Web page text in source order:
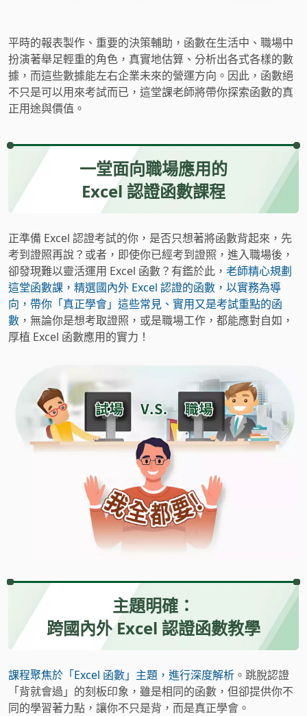
平時的報表製作、重要的決策輔助，函數在生活中、職場中
扮演著舉足輕重的角色，真實地估算、分析出各式各樣的數
據，而這些數據能左右企業未來的營運方向。因此，函數絕
不只是可以用來考試而已，這堂課老師將帶你探索函數的真
正用途與價值。
一堂面向職場應用的
Excel 認證函數課程
正準備 Excel 認證考試的你，是否只想著將函數背起來，先
考到證照再說？或者，即使你已經考到證照，進入職場後，
卻發現難以靈活運用 Excel 函數？有鑑於此， 老師精心規劃
這堂函數課，精選國內外 Excel 認證的函數，以實務為導
向，帶你「真正學會」這些常見、實用又是考試重點的函
數 ，無論你是想考取證照，或是職場工作，都能應對自如，
厚植 Excel 函數應用的實力！
主題明確：
跨國內外 Excel 認證函數教學
課程聚焦於「Excel 函數」主題，進行深度解析 。跳脫認證
「背就會過」的刻板印象，雖是相同的函數，但卻提供你不
同的學習著力點，讓你不只是背，而是真正學會。